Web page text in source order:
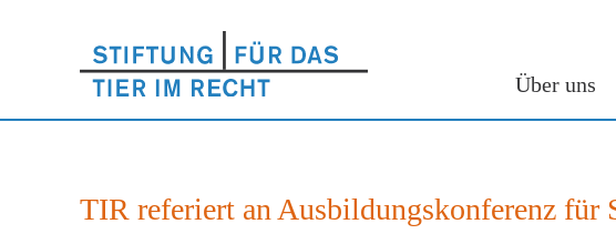
Über uns
TIR referiert an Ausbildungskonferenz für